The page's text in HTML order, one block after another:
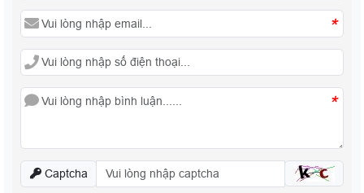
*
*
Captcha